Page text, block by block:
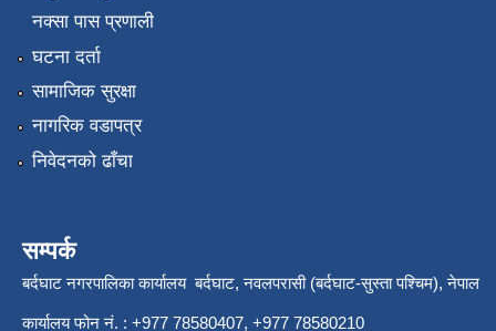
नक्सा पास प्रणाली
घटना दर्ता
सामाजिक सुरक्षा
नागरिक वडापत्र
निवेदनको ढाँचा
सम्पर्क
बर्दघाट नगरपालिका कार्यालय बर्दघाट, नवलपरासी (बर्दघाट-सुस्ता पश्चिम), नेपाल
कार्यालय फोन नं. : +977 78580407, +977 78580210